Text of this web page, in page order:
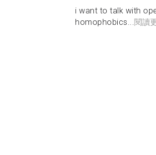
i want to talk with
homophobics...閱讀